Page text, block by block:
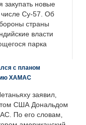
новые
числе Су-57. Об
страны
власти
парка
с планом
ХАМАС
заявил,
США Дональдом
По его словам,